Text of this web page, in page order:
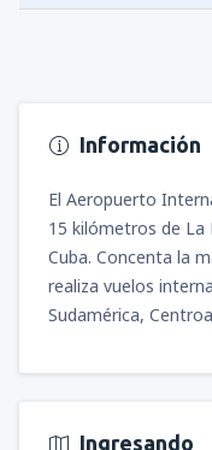
Información
El Aeropuerto
15 kilómetros de La
Cuba. Concenta la
realiza vuelos
Sudamérica,
Ingresando